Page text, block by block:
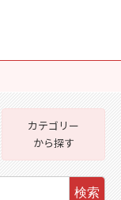
カテゴリー
から探す
検索